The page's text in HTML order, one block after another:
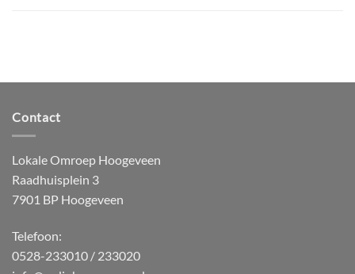
Contact
Lokale Omroep Hoogeveen
Raadhuisplein 3
7901 BP Hoogeveen
Telefoon:
0528-233010 / 233020